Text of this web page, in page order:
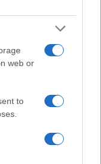
web or
to
je
leta.
Bike park Poseka, Mtb.si